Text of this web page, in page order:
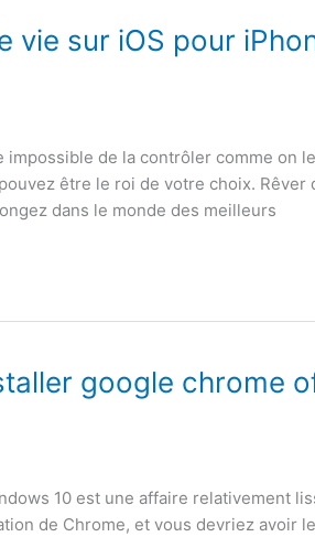
vie sur iOS pour
de la contrôler comme on
être le roi de votre choix. Rêver
dans le monde des meilleurs
google chrome
10 est une affaire relativement
de Chrome, et vous devriez avoir